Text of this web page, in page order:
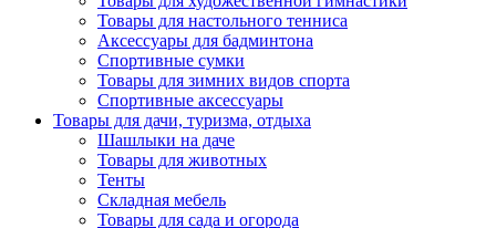
Товары для настольного тенниса
Аксессуары для бадминтона
Спортивные сумки
Товары для зимних видов спорта
Спортивные аксессуары
Товары для дачи, туризма, отдыха
Шашлыки на даче
Товары для животных
Тенты
Складная мебель
Товары для сада и огорода